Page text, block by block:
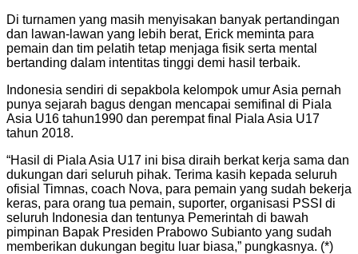
Di turnamen yang masih menyisakan banyak pertandingan
dan lawan-lawan yang lebih berat, Erick meminta para
pemain dan tim pelatih tetap menjaga fisik serta mental
bertanding dalam intentitas tinggi demi hasil terbaik.
Indonesia sendiri di sepakbola kelompok umur Asia pernah
punya sejarah bagus dengan mencapai semifinal di Piala
Asia U16 tahun1990 dan perempat final Piala Asia U17
tahun 2018.
“Hasil di Piala Asia U17 ini bisa diraih berkat kerja sama dan
dukungan dari seluruh pihak. Terima kasih kepada seluruh
ofisial Timnas, coach Nova, para pemain yang sudah bekerja
keras, para orang tua pemain, suporter, organisasi PSSI di
seluruh Indonesia dan tentunya Pemerintah di bawah
pimpinan Bapak Presiden Prabowo Subianto yang sudah
memberikan dukungan begitu luar biasa,” pungkasnya. (*)